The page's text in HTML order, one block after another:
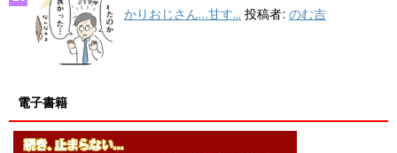
かりおじさん…甘す... 投稿者: のむ吉
電子書籍